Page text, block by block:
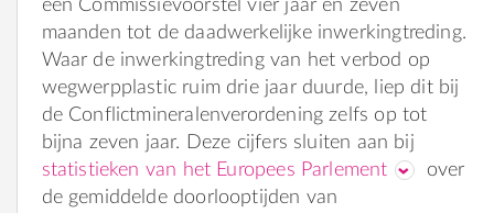
een Commissievoorstel vier jaar en zeven
maanden tot de daadwerkelijke inwerkingtreding.
Waar de inwerkingtreding van het verbod op
wegwerpplastic ruim drie jaar duurde, liep dit bij
de Conflictmineralenverordening zelfs op tot
bijna zeven jaar. Deze cijfers sluiten aan bij
statistieken van het Europees Parlement
over
de gemiddelde doorlooptijden van